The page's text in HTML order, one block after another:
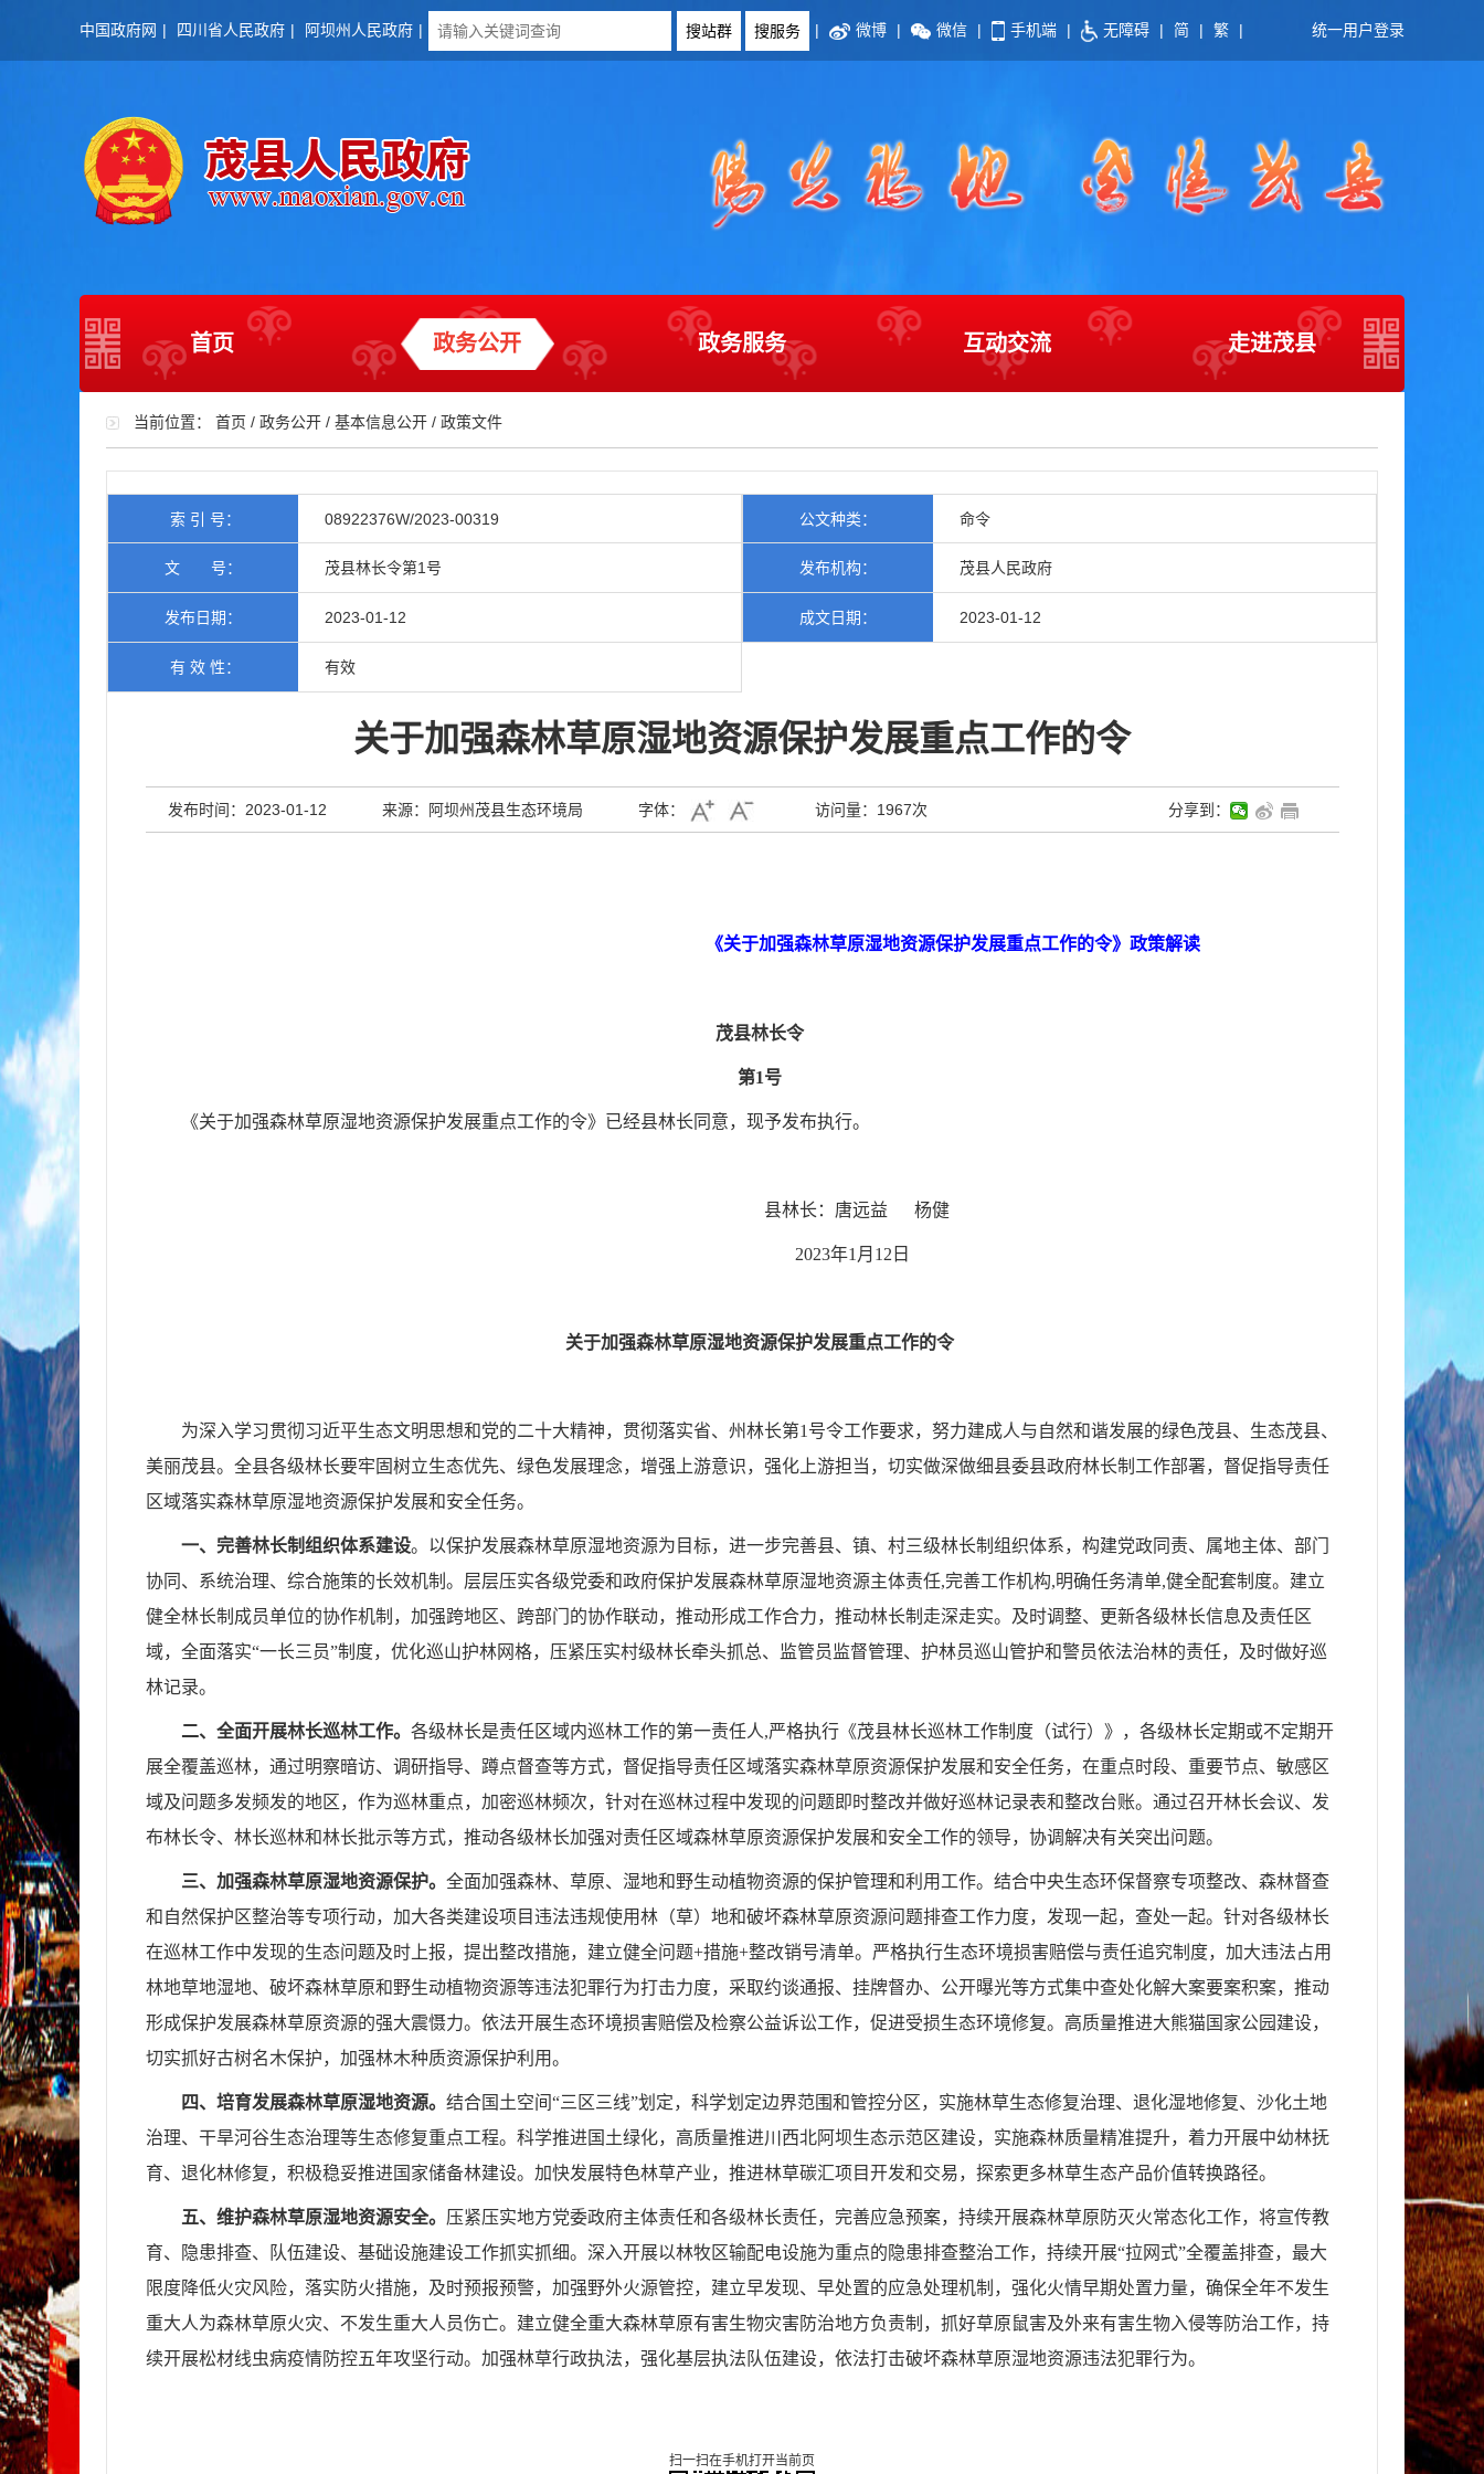
中国政府网 | 四川省人民政府 | 阿坝州人民政府 | | 微博 | 微信 | 手机端 | 无障碍 | 简 | 繁 | 统一用户登录
首页 政务公开 政务服务 互动交流 走进茂县
当前位置： 首页 / 政务公开 / 基本信息公开 / 政策文件
索 引 号： 08922376W/2023-00319 公文种类： 命令
文 号： 茂县林长令第1号 发布机构： 茂县人民政府
发布日期： 2023-01-12 成文日期： 2023-01-12
有 效 性： 有效
关于加强森林草原湿地资源保护发展重点工作的令
发布时间：2023-01-12 来源：阿坝州茂县生态环境局 字体： 访问量： 1967次 分享到：
《关于加强森林草原湿地资源保护发展重点工作的令》政策解读
茂县林长令
第1号
《关于加强森林草原湿地资源保护发展重点工作的令》已经县林长同意，现予发布执行。
县林长：唐远益 杨健
2023年1月1 2 日
关于加强森林草原湿地资源保护发展重点工作的令
为深入学习贯彻习近平生态文明思想和党的二十大精神，贯彻落实省、州林长第1号令工作要求，努力建成人与自然和谐发展的绿色茂县、生态茂县、
美丽茂县。全县各级林长要牢固树立生态优先、绿色发展理念，增强上游意识，强化上游担当，切实做深做细县委县政府林长制工作部署，督促指导责任
区域落实森林草原湿地资源保护发展和安全任务。
一、完善林长制组织体系建设。 以保护发展森林草原湿地资源为目标，进一步完善县、镇、村三级林长制组织体系，构建党政同责、属地主体、部门
协同、系统治理、综合施策的长效机制。层层压实各级党委和政府保护发展森林草原湿地资源主体责任,完善工作机构,明确任务清单,健全配套制度。建立
健全林长制成员单位的协作机制，加强跨地区、跨部门的协作联动，推动形成工作合力，推动林长制走深走实。及时调整、更新各级林长信息及责任区
域，全面落实“一长三员”制度，优化巡山护林网格，压紧压实村级林长牵头抓总、监管员监督管理、护林员巡山管护和警员依法治林的责任，及时做好巡
林记录。
二、全面开展林长巡林工作。 各级林长是责任区域内巡林工作的第一责任人,严格执行《茂县林长巡林工作制度（试行）》，各级林长定期或不定期开
展全覆盖巡林，通过明察暗访、调研指导、蹲点督查等方式，督促指导责任区域落实森林草原资源保护发展和安全任务，在重点时段、重要节点、敏感区
域及问题多发频发的地区，作为巡林重点，加密巡林频次，针对在巡林过程中发现的问题即时整改并做好巡林记录表和整改台账。通过召开林长会议、发
布林长令、林长巡林和林长批示等方式，推动各级林长加强对责任区域森林草原资源保护发展和安全工作的领导，协调解决有关突出问题。
三、加强森林草原湿地资源保护。 全面加强森林、草原、湿地和野生动植物资源的保护管理和利用工作。结合中央生态环保督察专项整改、森林督查
和自然保护区整治等专项行动，加大各类建设项目违法违规使用林（草）地和破坏森林草原资源问题排查工作力度，发现一起，查处一起。针对各级林长
在巡林工作中发现的生态问题及时上报，提出整改措施，建立健全问题+措施+整改销号清单。严格执行生态环境损害赔偿与责任追究制度，加大违法占用
林地草地湿地、破坏森林草原和野生动植物资源等违法犯罪行为打击力度，采取约谈通报、挂牌督办、公开曝光等方式集中查处化解大案要案积案，推动
形成保护发展森林草原资源的强大震慑力。依法开展生态环境损害赔偿及检察公益诉讼工作，促进受损生态环境修复。高质量推进大熊猫国家公园建设，
切实抓好古树名木保护，加强林木种质资源保护利用。
四、培育发展森林草原湿地资源。 结合国土空间“三区三线”划定，科学划定边界范围和管控分区，实施林草生态修复治理、退化湿地修复、沙化土地
治理、干旱河谷生态治理等生态修复重点工程。科学推进国土绿化，高质量推进川西北阿坝生态示范区建设，实施森林质量精准提升，着力开展中幼林抚
育、退化林修复，积极稳妥推进国家储备林建设。加快发展特色林草产业，推进林草碳汇项目开发和交易，探索更多林草生态产品价值转换路径。
五、维护森林草原湿地资源安全。 压紧压实地方党委政府主体责任和各级林长责任，完善应急预案，持续开展森林草原防灭火常态化工作，将宣传教
育、隐患排查、队伍建设、基础设施建设工作抓实抓细。深入开展以林牧区输配电设施为重点的隐患排查整治工作，持续开展“拉网式”全覆盖排查，最大
限度降低火灾风险，落实防火措施，及时预报预警，加强野外火源管控，建立早发现、早处置的应急处理机制，强化火情早期处置力量，确保全年不发生
重大人为森林草原火灾、不发生重大人员伤亡。建立健全重大森林草原有害生物灾害防治地方负责制，抓好草原鼠害及外来有害生物入侵等防治工作，持
续开展松材线虫病疫情防控五年攻坚行动。加强林草行政执法，强化基层执法队伍建设，依法打击破坏森林草原湿地资源违法犯罪行为。
扫一扫在手机打开当前页